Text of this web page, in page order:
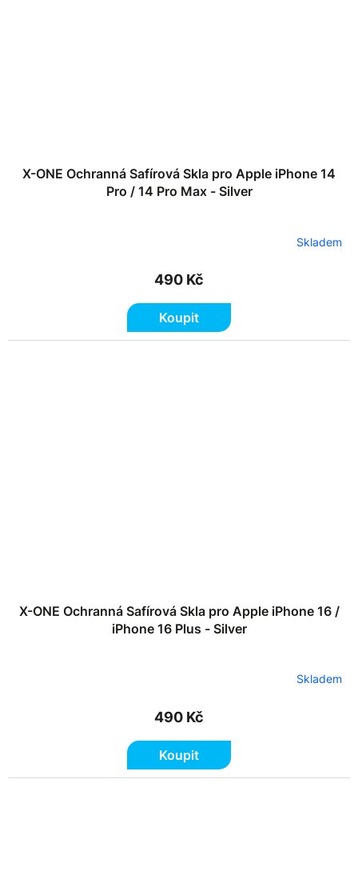
X-ONE Ochranná Safírová Skla pro Apple iPhone 14
Pro / 14 Pro Max - Silver
Skladem
490 Kč
Koupit
X-ONE Ochranná Safírová Skla pro Apple iPhone 16 /
iPhone 16 Plus - Silver
Skladem
490 Kč
Koupit